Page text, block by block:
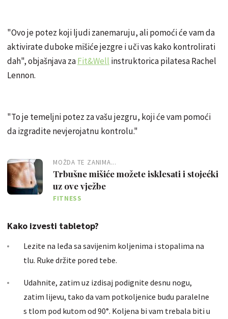
"Ovo je potez koji ljudi zanemaruju, ali pomoći će vam da
aktivirate duboke mišiće jezgre i uči vas kako kontrolirati
dah", objašnjava zaFit&Well instruktorica pilatesa Rachel
Lennon.
"To je temeljni potez za vašu jezgru, koji će vam pomoći
da izgradite nevjerojatnu kontrolu."
MOŽDA TE ZANIMA...
Trbušne mišiće možete isklesati i stojećki
uz ove vježbe
FITNESS
Kako izvesti tabletop?
Lezite na leđa sa savijenim koljenima i stopalima na
tlu. Ruke držite pored tebe.
Udahnite, zatim uz izdisaj podignite desnu nogu,
zatim lijevu, tako da vam potkoljenice budu paralelne
s tlom pod kutom od 90°. Koljena bi vam trebala biti u